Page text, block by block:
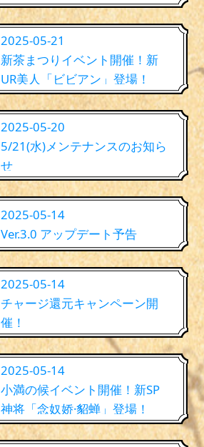
2025-05-21
新茶まつりイベント開催！新
UR美人「ビビアン」登場！
2025-05-20
5/21(水)メンテナンスのお知ら
せ
2025-05-14
Ver.3.0 アップデート予告
2025-05-14
チャージ還元キャンペーン開
催！
2025-05-14
小満の候イベント開催！新SP
神将「念奴娇·貂蝉」登場！